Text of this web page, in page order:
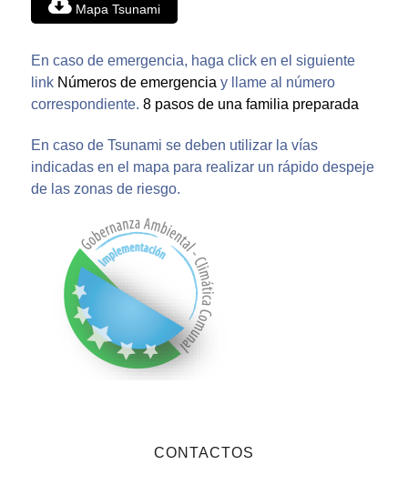
Mapa Tsunami
En caso de emergencia, haga click en el siguiente
link Números de emergencia y llame al número
correspondiente. 8 pasos de una familia preparada
En caso de Tsunami se deben utilizar la vías
indicadas en el mapa para realizar un rápido despeje
de las zonas de riesgo.
CONTACTOS